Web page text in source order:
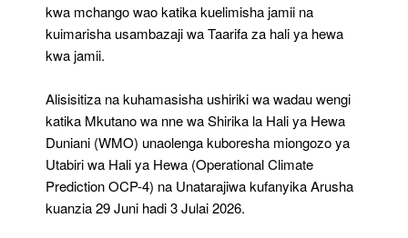
kwa mchango wao katika kuelimisha jamii na
kuimarisha usambazaji wa Taarifa za hali ya hewa
kwa jamii.
Alisisitiza na kuhamasisha ushiriki wa wadau wengi
katika Mkutano wa nne wa Shirika la Hali ya Hewa
Duniani (WMO) unaolenga kuboresha miongozo ya
Utabiri wa Hali ya Hewa (Operational Climate
Prediction OCP-4) na Unatarajiwa kufanyika Arusha
kuanzia 29 Juni hadi 3 Julai 2026.